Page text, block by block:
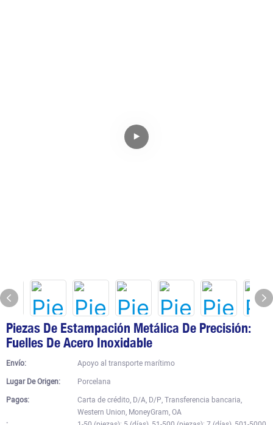
Piezas De Estampación Metálica De Precisión:
Fuelles De Acero Inoxidable
Envío:
Apoyo al transporte marítimo
Lugar De Origen:
Porcelana
Pagos:
Carta de crédito, D/A, D/P, Transferencia bancaria,
Western Union, MoneyGram, OA